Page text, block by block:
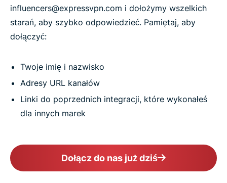
influencers@expressvpn.com i dołożymy wszelkich
starań, aby szybko odpowiedzieć. Pamiętaj, aby
dołączyć:
Twoje imię i nazwisko
Adresy URL kanałów
Linki do poprzednich integracji, które wykonałeś
dla innych marek
Dołącz do nas już dziś